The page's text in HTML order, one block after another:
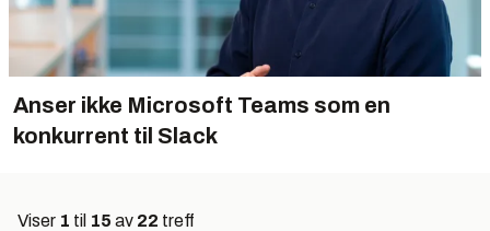
Anser ikke Microsoft Teams som en
konkurrent til Slack
Viser 1 til 15 av 22 treff